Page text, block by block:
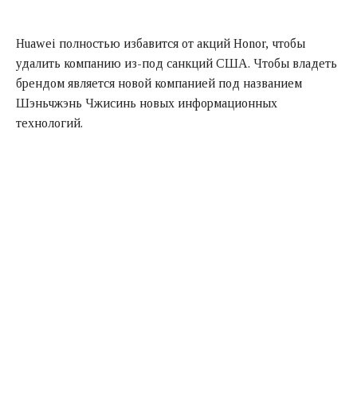
Huawei полностью избавится от акций Honor, чтобы
удалить компанию из-под санкций США. Чтобы владеть
брендом является новой компанией под названием
Шэньчжэнь Чжисинь новых информационных
технологий.